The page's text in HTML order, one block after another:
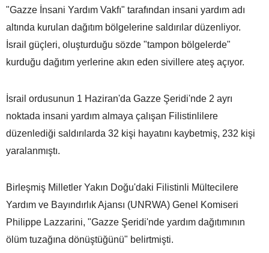
"Gazze İnsani Yardım Vakfı" tarafından insani yardım adı
altında kurulan dağıtım bölgelerine saldırılar düzenliyor.
İsrail güçleri, oluşturduğu sözde "tampon bölgelerde"
kurduğu dağıtım yerlerine akın eden sivillere ateş açıyor.
İsrail ordusunun 1 Haziran'da Gazze Şeridi'nde 2 ayrı
noktada insani yardım almaya çalışan Filistinlilere
düzenlediği saldırılarda 32 kişi hayatını kaybetmiş, 232 kişi
yaralanmıştı.
Birleşmiş Milletler Yakın Doğu'daki Filistinli Mültecilere
Yardım ve Bayındırlık Ajansı (UNRWA) Genel Komiseri
Philippe Lazzarini, "Gazze Şeridi'nde yardım dağıtımının
ölüm tuzağına dönüştüğünü" belirtmişti.